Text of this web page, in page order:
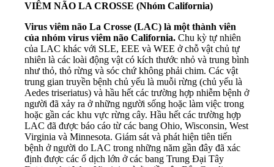
VIÊM NÃO LA CROSSE (Nhóm California)
Virus viêm não La Crosse (LAC) là một thành viên
của nhóm virus viêm não California. Chu kỳ tự nhiên
của LAC khác với SLE, EEE và WEE ở chỗ vật chủ tự
nhiên là các loài động vật có kích thước nhỏ và trung bình
như thỏ, thỏ rừng và sóc chứ không phải chim. Các vật
trung gian truyền bệnh chủ yếu là muỗi rừng (chủ yếu là
Aedes triseriatus) và hầu hết các trường hợp nhiễm bệnh ở
người đã xảy ra ở những người sống hoặc làm việc trong
hoặc gần các khu vực rừng cây. Hầu hết các trường hợp
LAC đã được báo cáo từ các bang Ohio, Wisconsin, West
Virginia và Minnesota. Giám sát và phát hiện tiên tiến
bệnh ở người do LAC trong những năm gần đây đã xác
định được các ổ dịch lớn ở các bang Trung Đại Tây